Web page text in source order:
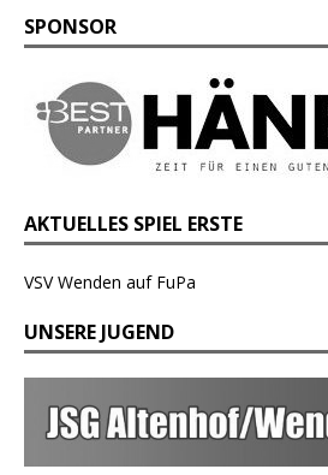
SPONSOR
AKTUELLES SPIEL ERSTE
VSV Wenden auf FuPa
UNSERE JUGEND